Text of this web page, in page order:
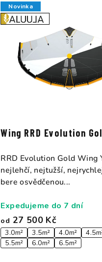
Novinka
Wing RRD Evolution
od 27 500 Kč
3.0m² 3.5m² 4.0m²
5.5m²
6.0m² 6.5m²
Expedujeme do 7 dní
RRD Evolution Gold
nejlehčí, nejtužší,
bere osvědčenou...